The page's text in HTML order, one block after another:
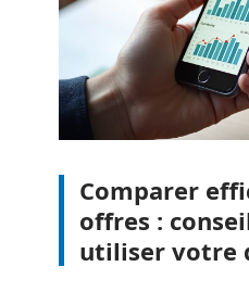
Comparer
offres :
utiliser votre